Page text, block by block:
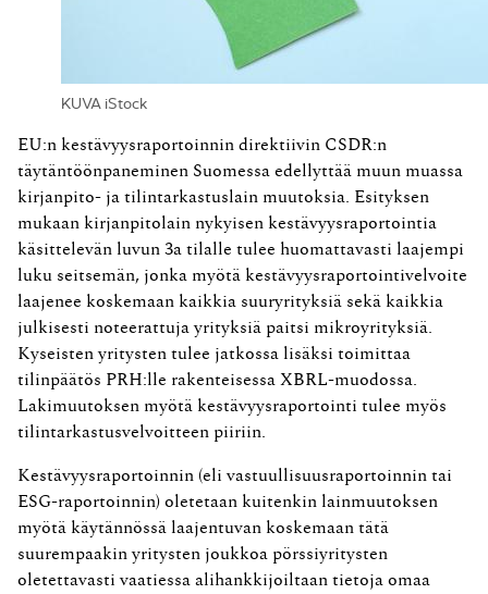
KUVA iStock
EU:n kestävyysraportoinnin direktiivin CSDR:n
täytäntöönpaneminen Suomessa edellyttää muun muassa
kirjanpito- ja tilintarkastuslain muutoksia. Esityksen
mukaan kirjanpitolain nykyisen kestävyysraportointia
käsittelevän luvun 3a tilalle tulee huomattavasti laajempi
luku seitsemän, jonka myötä kestävyysraportointivelvoite
laajenee koskemaan kaikkia suuryrityksiä sekä kaikkia
julkisesti noteerattuja yrityksiä paitsi mikroyrityksiä.
Kyseisten yritysten tulee jatkossa lisäksi toimittaa
tilinpäätös PRH:lle rakenteisessa XBRL-muodossa.
Lakimuutoksen myötä kestävyysraportointi tulee myös
tilintarkastusvelvoitteen piiriin.
Kestävyysraportoinnin (eli vastuullisuusraportoinnin tai
ESG-raportoinnin) oletetaan kuitenkin lainmuutoksen
myötä käytännössä laajentuvan koskemaan tätä
suurempaakin yritysten joukkoa pörssiyritysten
oletettavasti vaatiessa alihankkijoiltaan tietoja omaa